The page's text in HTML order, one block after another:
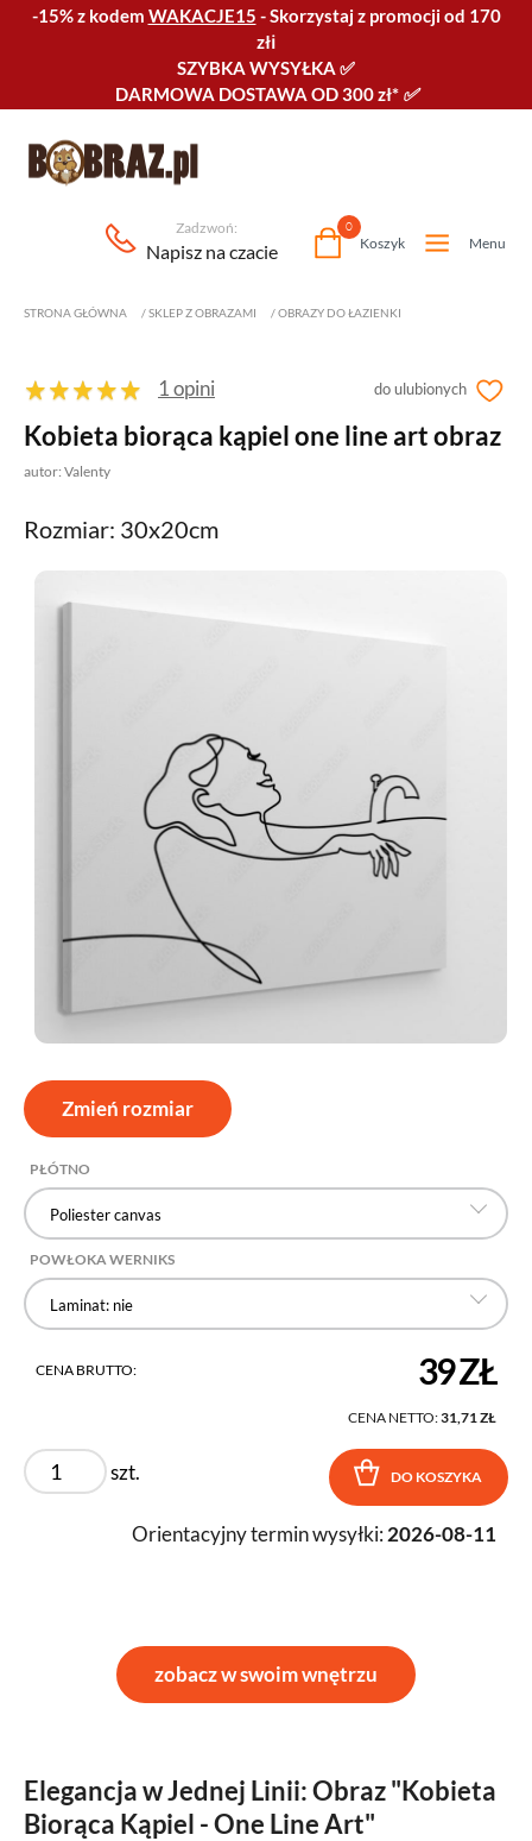
-15% z kodem WAKACJE15 -Skorzystaj z promocji od 170
złℹ️
SZYBKA WYSYŁKA ✅
DARMOWA DOSTAWA OD 300 zł* ✅
Zadzwoń:
Napisz na czacie Koszyk
0
Menu
STRONA GŁÓWNA /SKLEP Z OBRAZAMI /OBRAZY DO ŁAZIENKI
do ulubionych
1 opini
Kobieta biorąca kąpiel one line art obraz
autor: Valenty
Rozmiar: 30x20cm
Zmień rozmiar
PŁÓTNO
Poliester canvas
POWŁOKA WERNIKS
Laminat: nie
CENA BRUTTO: 39 ZŁ
CENA NETTO:31,71 ZŁ
szt. DO KOSZYKA
Orientacyjny termin wysyłki: 2026-08-11
zobacz w swoim wnętrzu
Elegancja w Jednej Linii: Obraz "Kobieta
Biorąca Kąpiel - One Line Art"